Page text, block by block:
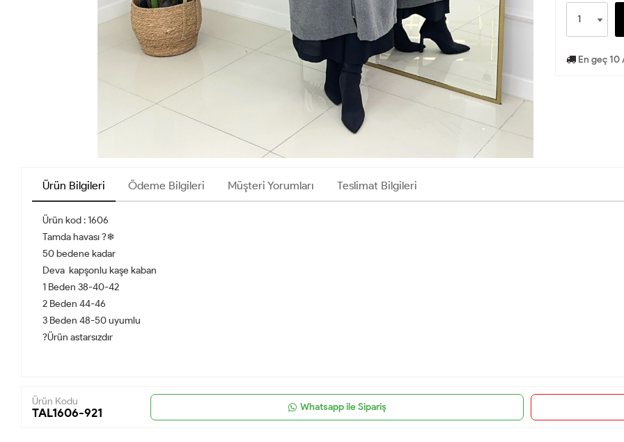
En geç 10
Ürün Bilgileri Ödeme Bilgileri Müşteri Yorumları Teslimat Bilgileri
Ürün kod : 1606
Tamda havası ?❄
50 bedene kadar
Deva kapşonlu kaşe kaban
1 Beden 38-40-42
2 Beden 44-46
3 Beden 48-50 uyumlu
?Ürün astarsızdır
Ürün Kodu
TAL1606-921 Whatsapp ile Sipariş